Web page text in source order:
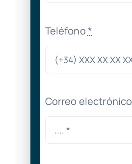
Teléfono*
Correo electrónico